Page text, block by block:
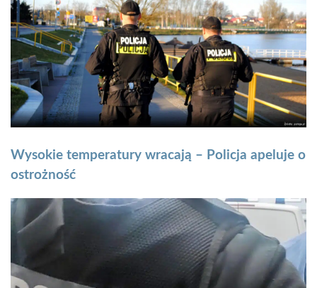
Wysokie temperatury wracają – Policja apeluje o
ostrożność